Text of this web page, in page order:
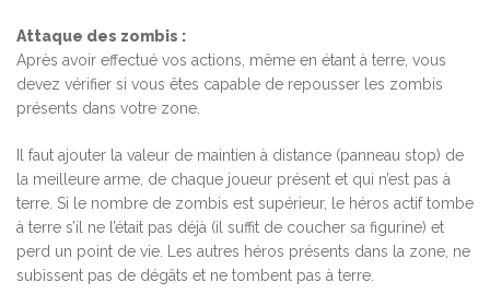
Attaque des zombis :
Après avoir effectué vos actions, même en étant à terre, vous
devez vérifier si vous êtes capable de repousser les zombis
présents dans votre zone.
Il faut ajouter la valeur de maintien à distance (panneau stop) de
la meilleure arme, de chaque joueur présent et qui n’est pas à
terre. Si le nombre de zombis est supérieur, le héros actif tombe
à terre s’il ne l’était pas déjà (il suffit de coucher sa figurine) et
perd un point de vie. Les autres héros présents dans la zone, ne
subissent pas de dégâts et ne tombent pas à terre.